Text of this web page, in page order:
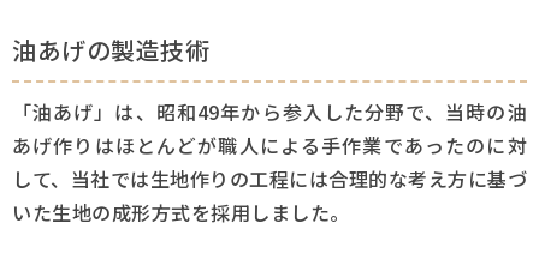
生産工場
社会と未来
採用情報
油あげの製造技術
「油あげ」は、昭和49年から参入した分野で、当時の油
あげ作りはほとんどが職人による手作業であったのに対
して、当社では生地作りの工程には合理的な考え方に基づ
いた生地の成形方式を採用しました。